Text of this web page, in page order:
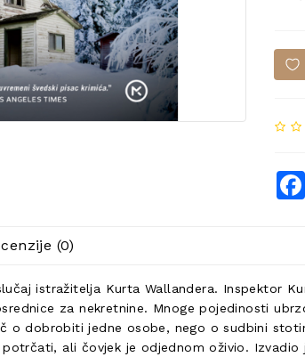
(0)
istražitelja Kurta Wallandera. Inspektor
za nekretnine. Mnoge pojedinosti
o dobrobiti jedne osobe, nego o sudbini
ali čovjek je odjednom oživio.